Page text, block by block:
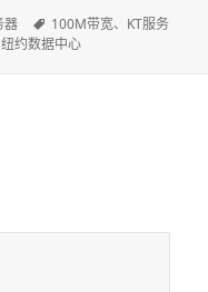
器
标
签
100M带宽、 KT服务
纽约数据中心